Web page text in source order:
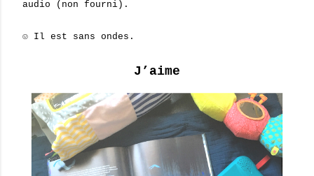
audio (non fourni).
☺ Il est sans ondes.
J’aime